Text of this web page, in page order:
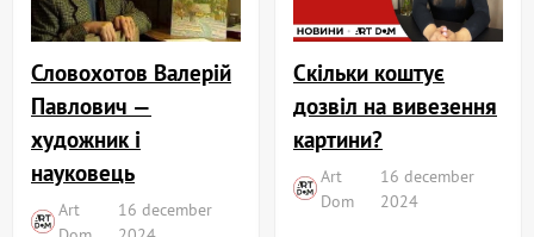
Словохотов Валерій
Павлович —
художник і
науковець
Art
16 december
Скільки коштує
дозвіл на вивезення
картини?
Art
Dom
16 december
2024